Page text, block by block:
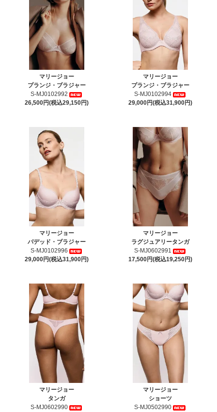
マリージョー
プランジ・ブラジャー
S-MJ0102992
26,500円(税込29,150円)
マリージョー
プランジ・ブラジャー
S-MJ0102994
29,000円(税込31,900円)
マリージョー
パデッド・ブラジャー
S-MJ0102996
29,000円(税込31,900円)
マリージョー
ラグジュアリータンガ
S-MJ0602991
17,500円(税込19,250円)
マリージョー
タンガ
S-MJ0602990
マリージョー
ショーツ
S-MJ0502990